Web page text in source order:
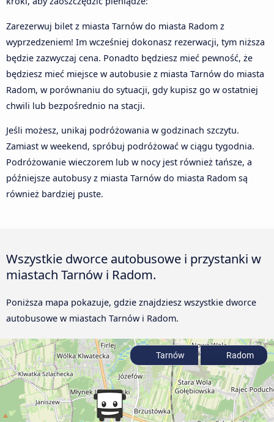
Zarezerwuj bilet z miasta Tarnów do miasta Radom z
wyprzedzeniem! Im wcześniej dokonasz rezerwacji, tym niższa
będzie zazwyczaj cena. Ponadto będziesz mieć pewność, że
będziesz mieć miejsce w autobusie z miasta Tarnów do miasta
Radom, w porównaniu do sytuacji, gdy kupisz go w ostatniej
chwili lub bezpośrednio na stacji.
Jeśli możesz, unikaj podróżowania w godzinach szczytu.
Zamiast w weekend, spróbuj podróżować w ciągu tygodnia.
Podróżowanie wieczorem lub w nocy jest również tańsze, a
późniejsze autobusy z miasta Tarnów do miasta Radom są
również bardziej puste.
Wszystkie dworce autobusowe i przystanki w
miastach Tarnów i Radom.
Poniższa mapa pokazuje, gdzie znajdziesz wszystkie dworce
autobusowe w miastach Tarnów i Radom.
Tarnów Radom